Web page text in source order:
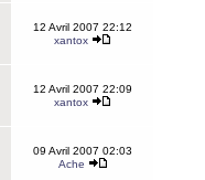
12 Avril 2007 22:12
xantox
12 Avril 2007 22:09
xantox
09 Avril 2007 02:03
Ache